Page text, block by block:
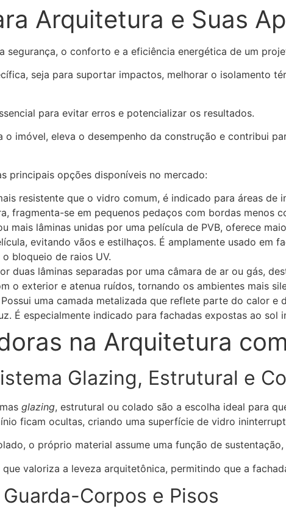
Arquitetura e Suas
segurança, o conforto e a eficiência energética de um
seja para suportar impactos, melhorar o isolamento
para evitar erros e potencializar os resultados.
imóvel, eleva o desempenho da construção e contribui
principais opções disponíveis no mercado:
resistente que o vidro comum, é indicado para áreas de
fragmenta-se em pequenos pedaços com bordas menos
mais lâminas unidas por uma película de PVB, oferece
evitando vãos e estilhaços. É amplamente usado em
bloqueio de raios UV.
duas lâminas separadas por uma câmara de ar ou gás,
o exterior e atenua ruídos, tornando os ambientes mais
Possui uma camada metalizada que reflete parte do calor e
É especialmente indicado para fachadas expostas ao sol
na Arquitetura
Glazing, Estrutural e
glazing, estrutural ou colado são a escolha ideal para
ficam ocultas, criando uma superfície de vidro
o próprio material assume uma função de
valoriza a leveza arquitetônica, permitindo que a
Corpos e Pisos